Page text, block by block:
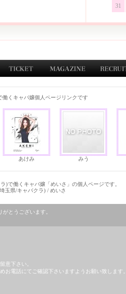
31
くキャバ嬢個人ページリンクです
あけみ みう
)で働くキャバ嬢「めいさ」の個人ページです。
玉県/キャバクラ) / めいさ
とうございます。
意下さい。
お電話にてご確認下さいますようお願い致します。